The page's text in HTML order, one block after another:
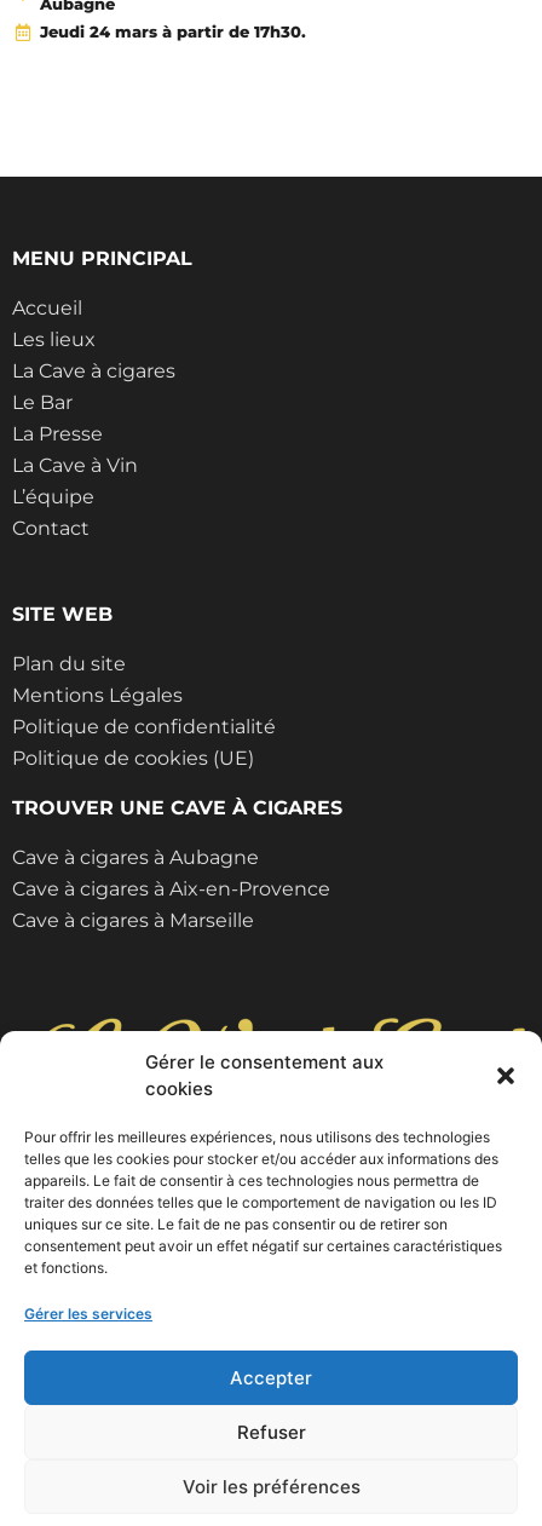
Gérer le consentement aux
cookies
Pour offrir les meilleures expériences, nous utilisons des technologies
telles que les cookies pour stocker et/ou accéder aux informations des
appareils. Le fait de consentir à ces technologies nous permettra de
traiter des données telles que le comportement de navigation ou les ID
uniques sur ce site. Le fait de ne pas consentir ou de retirer son
consentement peut avoir un effet négatif sur certaines caractéristiques
et fonctions.
Gérer les services
Accepter
Refuser
Voir les préférences
Aubagne
Jeudi 24 mars à partir de 17h30.
MENU PRINCIPAL
Accueil
Les lieux
La Cave à cigares
Le Bar
La Presse
La Cave à Vin
L’équipe
Contact
SITE WEB
Plan du site
Mentions Légales
Politique de confidentialité
Politique de cookies (UE)
TROUVER UNE CAVE À CIGARES
Cave à cigares à Aubagne
Cave à cigares à Aix-en-Provence
Cave à cigares à Marseille
9 cours Foch, 13400 Aubagne
04 42 03 10 53
Camoin Marketing